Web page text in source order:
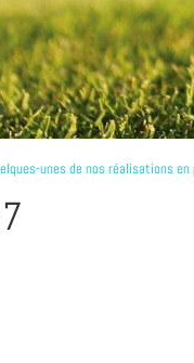
unes de nos réalisations en